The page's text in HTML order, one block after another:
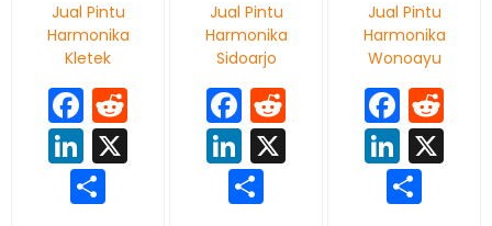
Jual Pintu
Harmonika
Kletek
Facebook
Reddit
LinkedIn
Jual Pintu
Harmonika
Sidoarjo
Facebook
Reddit
LinkedIn
Jual Pintu
Harmonika
Wonoayu